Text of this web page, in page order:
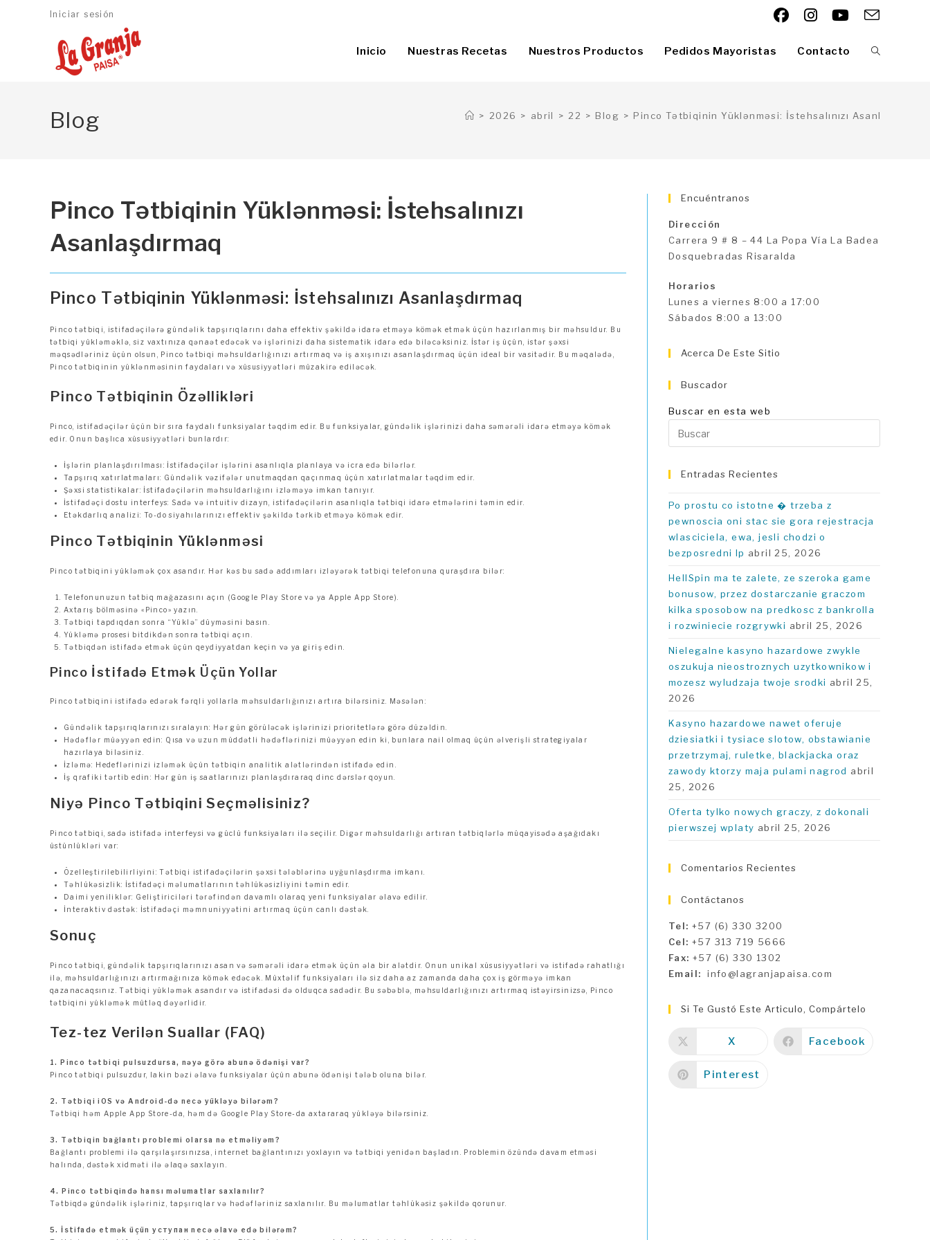
Iniciar sesión
Inicio Nuestras Recetas Nuestros Productos Pedidos Mayoristas Contacto Alternar
búsqueda
Blog > 2026 > abril > 22 > Blog > Pinco Tətbiqinin Yüklənməsi: İstehsalınızı Asanlaşdırmaq
Pinco Tətbiqinin Yüklənməsi: İstehsalınızı
Asanlaşdırmaq
Pinco Tətbiqinin Yüklənməsi: İstehsalınızı Asanlaşdırmaq
Pinco tətbiqi, istifadəçilərə gündəlik tapşırıqlarını daha effektiv şəkildə idarə etməyə kömək etmək üçün hazırlanmış bir məhsuldur. Bu
tətbiqi yükləməklə, siz vaxtınıza qənaət edəcək və işlərinizi daha sistematik idarə edə biləcəksiniz. İstər iş üçün, istər şəxsi
məqsədləriniz üçün olsun, Pinco tətbiqi məhsuldarlığınızı artırmaq və iş axışınızı asanlaşdırmaq üçün ideal bir vasitədir. Bu məqalədə,
Pinco tətbiqinin yüklənməsinin faydaları və xüsusiyyətləri müzakirə ediləcək.
Pinco Tətbiqinin Özəllikləri
Pinco, istifadəçilər üçün bir sıra faydalı funksiyalar təqdim edir. Bu funksiyalar, gündəlik işlərinizi daha səmərəli idarə etməyə kömək
edir. Onun başlıca xüsusiyyətləri bunlardır:
İşlərin planlaşdırılması: İstifadəçilər işlərini asanlıqla planlaya və icra edə bilərlər.
Tapşırıq xatırlatmaları: Gündəlik vəzifələr unutmaqdan qaçınmaq üçün xatırlatmalar təqdim edir.
Şəxsi statistikalar: İstifadəçilərin məhsuldarlığını izləməyə imkan tanıyır.
İstifadəçi dostu interfeys: Sadə və intuitiv dizayn, istifadəçilərin asanlıqla tətbiqi idarə etmələrini təmin edir.
Etəkdarlıq analizi: To-do siyahılarınızı effektiv şəkildə tərkib etməyə kömək edir.
Pinco Tətbiqinin Yüklənməsi
Pinco tətbiqini yükləmək çox asandır. Hər kəs bu sadə addımları izləyərək tətbiqi telefonuna quraşdıra bilər:
Telefonunuzun tətbiq mağazasını açın (Google Play Store və ya Apple App Store).
Axtarış bölməsinə «Pinco» yazın.
Tətbiqi tapdıqdan sonra “Yüklə” düyməsini basın.
Yükləmə prosesi bitdikdən sonra tətbiqi açın.
Tətbiqdən istifadə etmək üçün qeydiyyatdan keçin və ya giriş edin.
Pinco İstifadə Etmək Üçün Yollar
Pinco tətbiqini istifadə edərək fərqli yollarla məhsuldarlığınızı artıra bilərsiniz. Məsələn:
Gündəlik tapşırıqlarınızı sıralayın: Hər gün görüləcək işlərinizi prioritetlərə görə düzəldin.
Hədəflər müəyyən edin: Qısa və uzun müddətli hədəflərinizi müəyyən edin ki, bunlara nail olmaq üçün əlverişli strategiyalar
hazırlaya biləsiniz.
İzləmə: Hedeflərinizi izləmək üçün tətbiqin analitik alətlərindən istifadə edin.
İş qrafiki tərtib edin: Hər gün iş saatlarınızı planlaşdıraraq dinc dərslər qoyun.
Niyə Pinco Tətbiqini Seçməlisiniz?
Pinco tətbiqi, sadə istifadə interfeysi və güclü funksiyaları ilə seçilir. Digər məhsuldarlığı artıran tətbiqlərlə müqayisədə aşağıdakı
üstünlükləri var:
Özelleştirilebilirliyini: Tətbiqi istifadəçilərin şəxsi tələblərinə uyğunlaşdırma imkanı.
Təhlükəsizlik: İstifadəçi məlumatlarının təhlükəsizliyini təmin edir.
Daimi yeniliklər: Geliştiriciləri tərəfindən davamlı olaraq yeni funksiyalar əlavə edilir.
İnteraktiv dəstək: İstifadəçi məmnuniyyətini artırmaq üçün canlı dəstək.
Sonuç
Pinco tətbiqi, gündəlik tapşırıqlarınızı asan və səmərəli idarə etmək üçün əla bir alətdir. Onun unikal xüsusiyyətləri və istifadə rahatlığı
ilə, məhsuldarlığınızı artırmağınıza kömək edəcək. Müxtəlif funksiyaları ilə siz daha az zamanda daha çox iş görməyə imkan
qazanacaqsınız. Tətbiqi yükləmək asandır və istifadəsi də olduqca sadədir. Bu səbəblə, məhsuldarlığınızı artırmaq istəyirsinizsə, Pinco
tətbiqini yükləmək mütləq dəyərlidir.
Tez-tez Verilən Suallar (FAQ)
1. Pinco tətbiqi pulsuzdursa, nəyə görə abunə ödənişi var?
Pinco tətbiqi pulsuzdur, lakin bəzi əlavə funksiyalar üçün abunə ödənişi tələb oluna bilər.
2. Tətbiqi iOS və Android-də necə yükləyə bilərəm?
Tətbiqi həm Apple App Store-da, həm də Google Play Store-da axtararaq yükləyə bilərsiniz.
3. Tətbiqin bağlantı problemi olarsa nə etməliyəm?
Bağlantı problemi ilə qarşılaşırsınızsa, internet bağlantınızı yoxlayın və tətbiqi yenidən başladın. Problemin özündə davam etməsi
halında, dəstək xidməti ilə əlaqə saxlayın.
4. Pinco tətbiqində hansı məlumatlar saxlanılır?
Tətbiqdə gündəlik işləriniz, tapşırıqlar və hədəfləriniz saxlanılır. Bu məlumatlar təhlükəsiz şəkildə qorunur.
5. İstifadə etmək üçün уступан necə əlavə edə bilərəm?
Encuéntranos
Dirección
Carrera 9 # 8 – 44 La Popa Vía La Badea
Dosquebradas Risaralda
Horarios
Lunes a viernes 8:00 a 17:00
Sábados 8:00 a 13:00
Acerca De Este Sitio
Buscador
Buscar en esta web
Escape
Entradas Recientes
Po prostu co istotne � trzeba z
pewnoscia oni stac sie gora rejestracja
wlasciciela, ewa, jesli chodzi o
bezposredni Ip abril 25, 2026
HellSpin ma te zalete, ze szeroka game
bonusow, przez dostarczanie graczom
kilka sposobow na predkosc z bankrolla
i rozwiniecie rozgrywki abril 25, 2026
Nielegalne kasyno hazardowe zwykle
oszukuja nieostroznych uzytkownikow i
mozesz wyludzaja twoje srodki abril 25,
2026
Kasyno hazardowe nawet oferuje
dziesiatki i tysiace slotow, obstawianie
przetrzymaj, ruletke, blackjacka oraz
zawody ktorzy maja pulami nagrod abril
25, 2026
Oferta tylko nowych graczy, z dokonali
pierwszej wplaty abril 25, 2026
Comentarios Recientes
Contáctanos
Tel: +57 (6) 330 3200
Cel: +57 313 719 5666
Fax: +57 (6) 330 1302
Email: info@lagranjapaisa.com
Si Te Gustó Este Articulo, Compártelo
X Facebook
Pinterest